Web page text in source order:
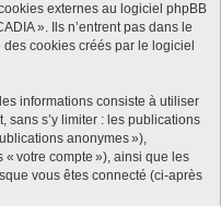
externes au logiciel phpBB
». Ils n’entrent pas dans le
cookies créés par le logiciel
informations consiste à utiliser
sans s’y limiter : les publications
anonymes »),
« votre compte »), ainsi que les
vous êtes connecté (ci-après